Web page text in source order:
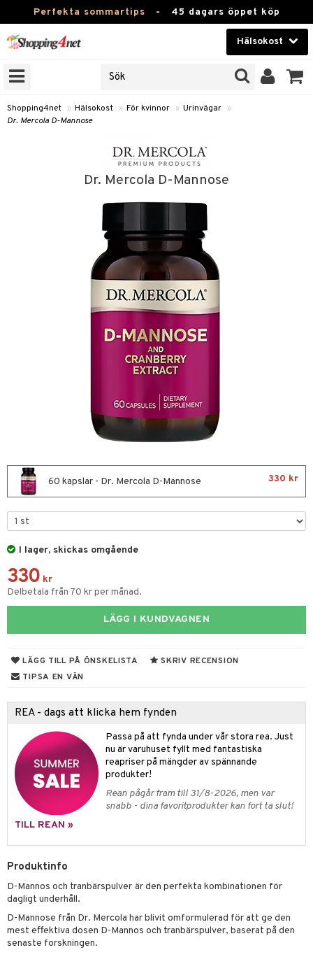
Perfekta sommartips - 45 dagars öppet köp
Hälsokost
Skönhet
Kontaktlinser
Leksaker, Barn & Baby
Shopping4net » Hälsokost » För kvinnor » Urinvägar »
Dr. Mercola D-Mannose
Dr. Mercola D-Mannose
60 kapslar - Dr. Mercola D-Mannose 330 kr
I lager, skickas omgående
330 kr
Delbetala från 70 kr per månad.
LÄGG I KUNDVAGNEN
LÄGG TILL PÅ ÖNSKELISTA
SKRIV RECENSION
TIPSA EN VÄN
REA - dags att klicka hem fynden
Passa på att fynda under vår stora rea. Just
nu är varuhuset fyllt med fantastiska
reapriser på mängder av spännande
produkter!
Rean pågår fram till 31/8-2026, men var
snabb - dina favoritprodukter kan fort ta slut!
TILL REAN »
Produktinfo
D-Mannos och tranbärspulver är den perfekta kombinationen för
dagligt underhåll.
D-Mannose från Dr. Mercola har blivit omformulerad för att ge den
mest effektiva dosen D-Mannos och tranbärspulver, baserat på den
senaste forskningen.
& lindrande
naglar
& nötter
& buljong
& oro
& avgiftning